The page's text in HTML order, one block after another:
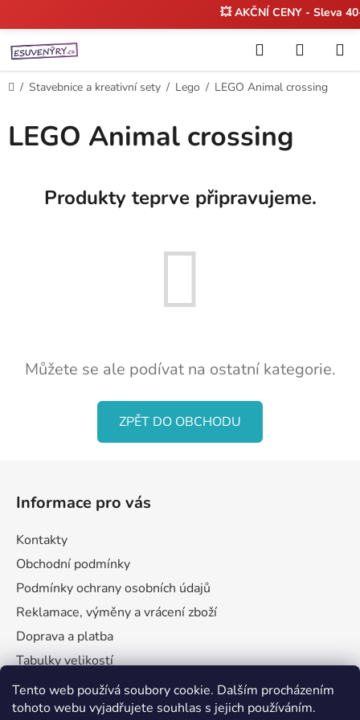
Tento web používá soubory cookie. Dalším procházením
tohoto webu vyjadřujete souhlas s jejich používáním.
na
obsah
💥 AKČNÍ CENY - Sleva
Hledat
KOŠÍK
Domů
/ Stavebnice a kreativní sety / Lego / LEGO Animal crossing
LEGO Animal crossing
Produkty teprve připravujeme.
Můžete se ale podívat na ostatní kategorie.
ZPĚT DO OBCHODU
Informace pro vás
Kontakty
Obchodní podmínky
Podmínky ochrany osobních údajů
Reklamace, výměny a vrácení zboží
Doprava a platba
Tabulky velikostí